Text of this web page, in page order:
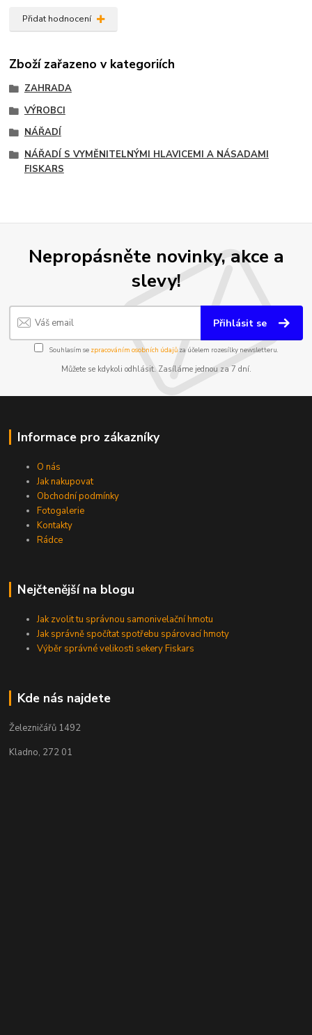
Přidat hodnocení
Zboží zařazeno v kategoriích
ZAHRADA
VÝROBCI
NÁŘADÍ
NÁŘADÍ S VYMĚNITELNÝMI HLAVICEMI A NÁSADAMI
FISKARS
Nepropásněte novinky, akce a
slevy!
Přihlásit se
Souhlasím se zpracováním osobních údajůza účelem rozesílky newsletteru.
Můžete se kdykoli odhlásit. Zasíláme jednou za 7 dní.
Informace pro zákazníky
O nás
Jak nakupovat
Obchodní podmínky
Fotogalerie
Kontakty
Rádce
Nejčtenější na blogu
Jak zvolit tu správnou samonivelační hmotu
Jak správně spočítat spotřebu spárovací hmoty
Výběr správné velikosti sekery Fiskars
Kde nás najdete
Železničářů 1492
Kladno, 272 01